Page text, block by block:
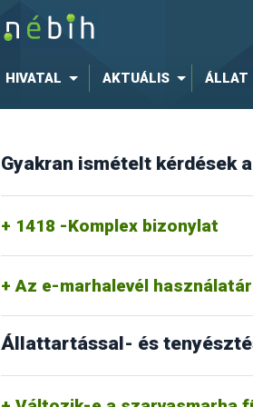
HIVATAL AKTUÁLIS ÁLLAT
Gyakran ismételt kérdések
1418 -Komplex bizonylat
Az e-marhalevél
Állattartással- és
A jelenlegi ellátó rendszer az un. egy
(2010.március) megszünteti a Hivatal